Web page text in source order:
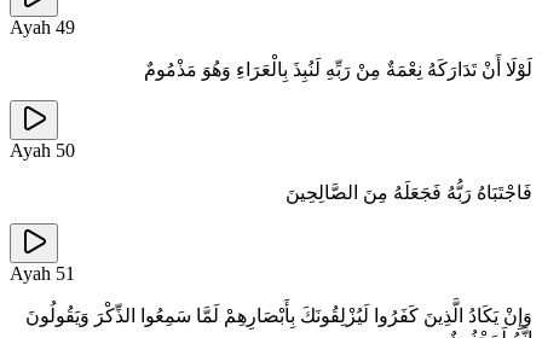
Ayah 49
لَوْلَا أَنْ تَدَارَكَهُ نِعْمَةٌ مِنْ رَبِّهِ لَنُبِذَ بِالْعَرَاءِ وَهُوَ مَذْمُومٌ
Ayah 50
فَاجْتَبَاهُ رَبُّهُ فَجَعَلَهُ مِنَ الصَّالِحِينَ
Ayah 51
وَإِنْ يَكَادُ الَّذِينَ كَفَرُوا لَيُزْلِقُونَكَ بِأَبْصَارِهِمْ لَمَّا سَمِعُوا الذِّكْرَ وَيَقُولُونَ